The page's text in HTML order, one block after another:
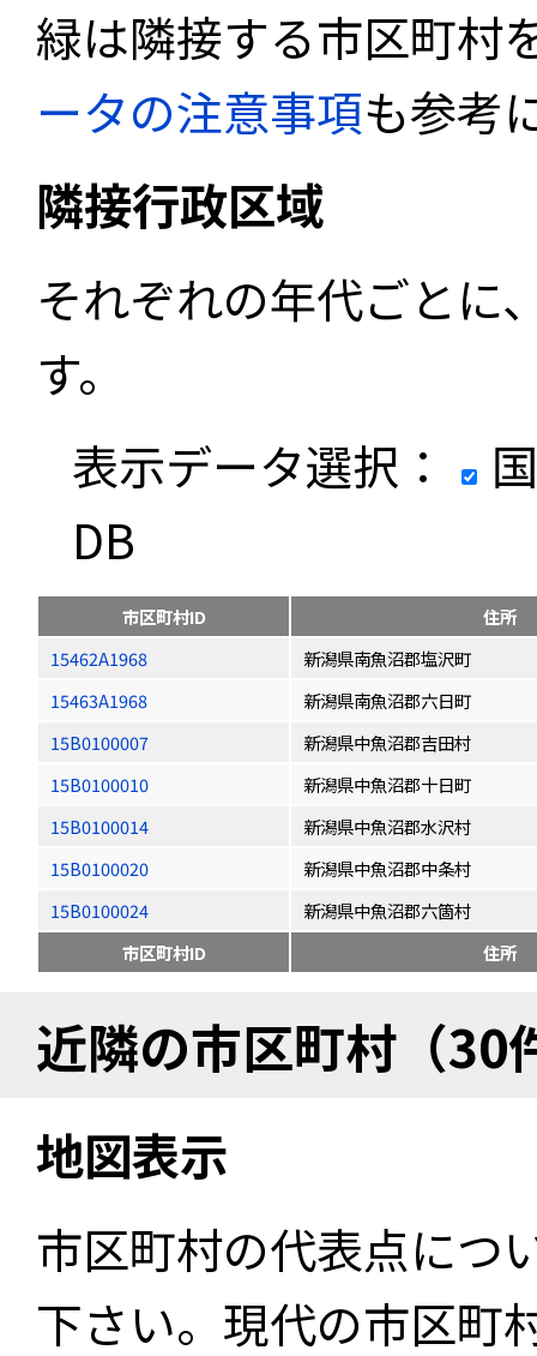
緑は隣接する市区町村
ータの注意事項も参考
隣接行政区域
それぞれの年代ごとに
す。
表示データ選択：
DB
市区町村ID
住所
15462A1968
新潟県南魚沼郡塩沢町
15463A1968
新潟県南魚沼郡六日町
15B0100007
新潟県中魚沼郡吉田村
15B0100010
新潟県中魚沼郡十日町
15B0100014
新潟県中魚沼郡水沢村
15B0100020
新潟県中魚沼郡中条村
15B0100024
新潟県中魚沼郡六箇村
市区町村ID
住所
近隣の市区町村（30
地図表示
市区町村の代表点につ
下さい。現代の市区町